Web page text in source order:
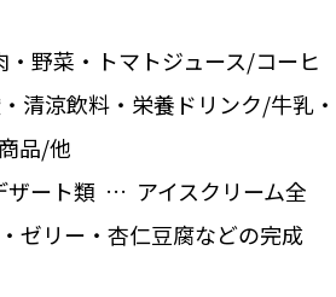
野菜・トマトジュース/コーヒ
清涼飲料・栄養ドリンク/牛乳・
品/他
ザート類 … アイスクリーム全
ゼリー・杏仁豆腐などの完成